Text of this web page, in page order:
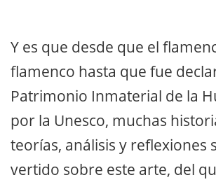
Y es que desde que el
flamenco hasta que fue
Patrimonio Inmaterial de la
por la Unesco, muchas
teorías, análisis y reflexiones
vertido sobre este arte, del